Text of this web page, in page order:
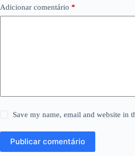
Adicionar comentário *
Save my name, email and website in
Publicar comentário